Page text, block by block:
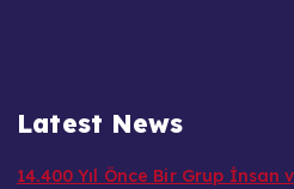
Latest News
14.400 Yıl Önce Bir Grup İnsan